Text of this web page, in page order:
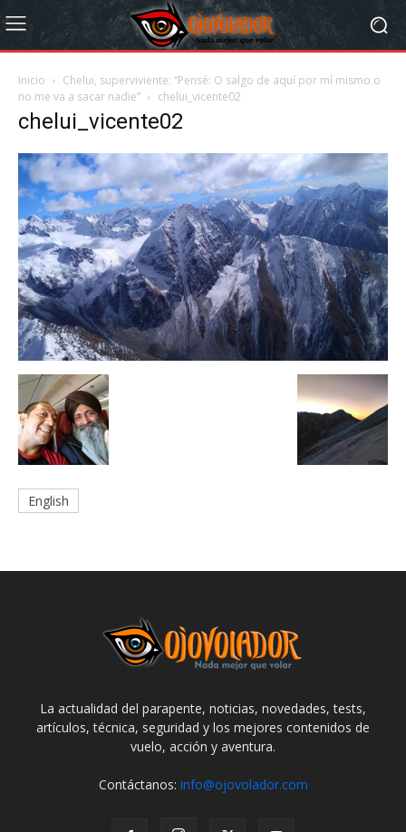
Inicio
Chelui, superviviente: “Pensé: O salgo de aquí por mí mismo o
no me va a sacar nadie”
chelui_vicente02
chelui_vicente02
English
La actualidad del parapente, noticias, novedades, tests,
artículos, técnica, seguridad y los mejores contenidos de
vuelo, acción y aventura.
Contáctanos: info@ojovolador.com